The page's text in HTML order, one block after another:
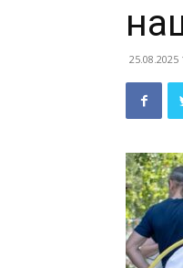
25.08.2025